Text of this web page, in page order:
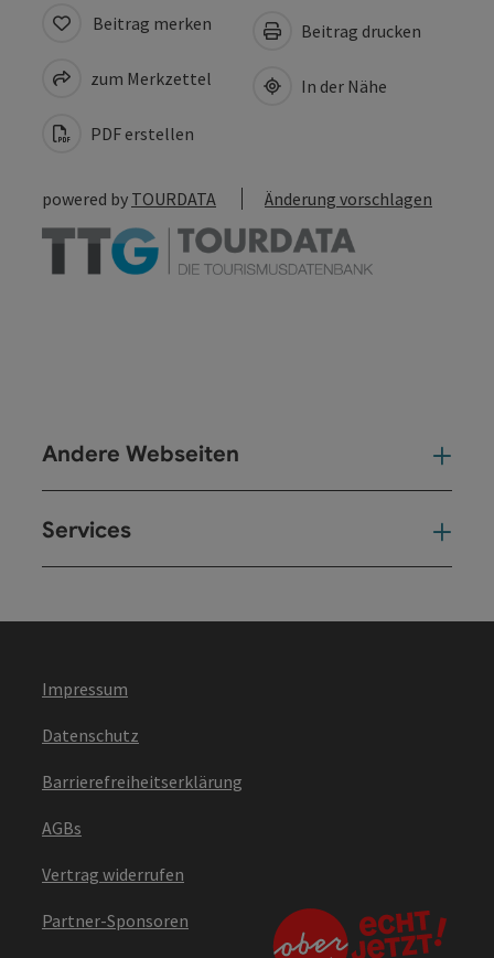
Beitrag merken
zum Merkzettel
PDF erstellen
Beitrag drucken
In der Nähe
powered by TOURDATA Änderung vorschlagen
Andere Webseiten
Services
Impressum
Datenschutz
Barrierefreiheitserklärung
AGBs
Vertrag widerrufen
Partner-Sponsoren